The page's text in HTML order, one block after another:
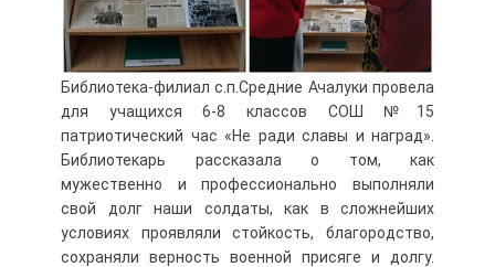
Библиотека-филиал с.п.Средние Ачалуки провела
для учащихся 6-8 классов СОШ №15
патриотический час «Не ради славы и наград».
Библиотекарь рассказала о том, как
мужественно и профессионально выполняли
свой долг наши солдаты, как в сложнейших
условиях проявляли стойкость, благородство,
сохраняли верность военной присяге и долгу.